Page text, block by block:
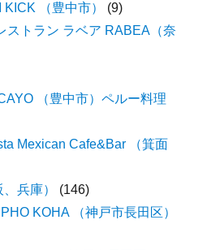
（豊中市）
(9)
ストラン ラベア RABEA（奈
（豊中市）ペルー料理
Mexican Cafe&Bar （箕面
兵庫）
(146)
KOHA （神戸市長田区）